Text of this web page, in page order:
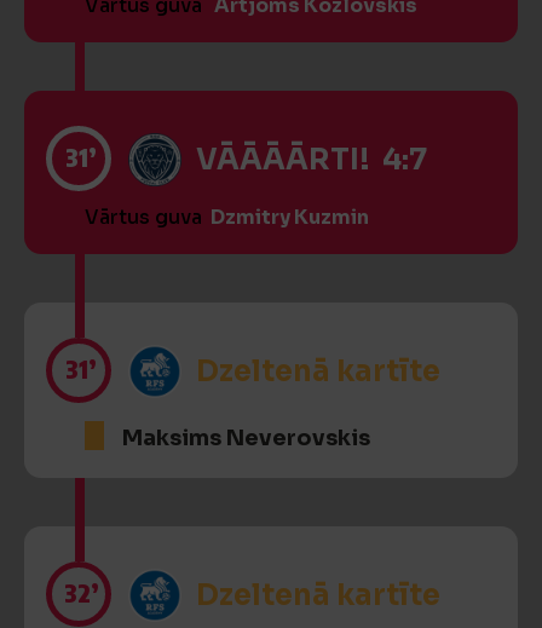
Vārtus guva Artjoms Kozlovskis
31’ VĀĀĀĀRTI! 4:7
Vārtus guva Dzmitry Kuzmin
31’ Dzeltenā kartīte
Maksims Neverovskis
32’ Dzeltenā kartīte